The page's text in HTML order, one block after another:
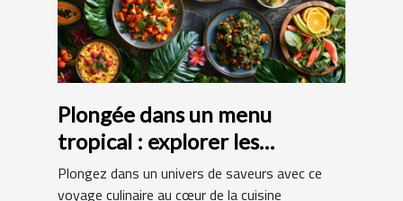
Plongée dans un menu
tropical : explorer les
spécialités exotiques
Plongez dans un univers de saveurs avec ce
voyage culinaire au cœur de la cuisine